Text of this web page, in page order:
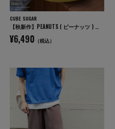
CUBE SUGAR
【秋新作】PEANUTS ( ピーナッツ ) キャンバス トートバッグ
¥6,490 （税込）